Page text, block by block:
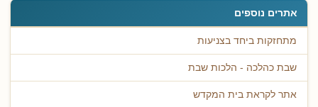
אתרים נוספים
מתחזקות ביחד בצניעות
שבת כהלכה - הלכות שבת
אתר לקראת בית המקדש